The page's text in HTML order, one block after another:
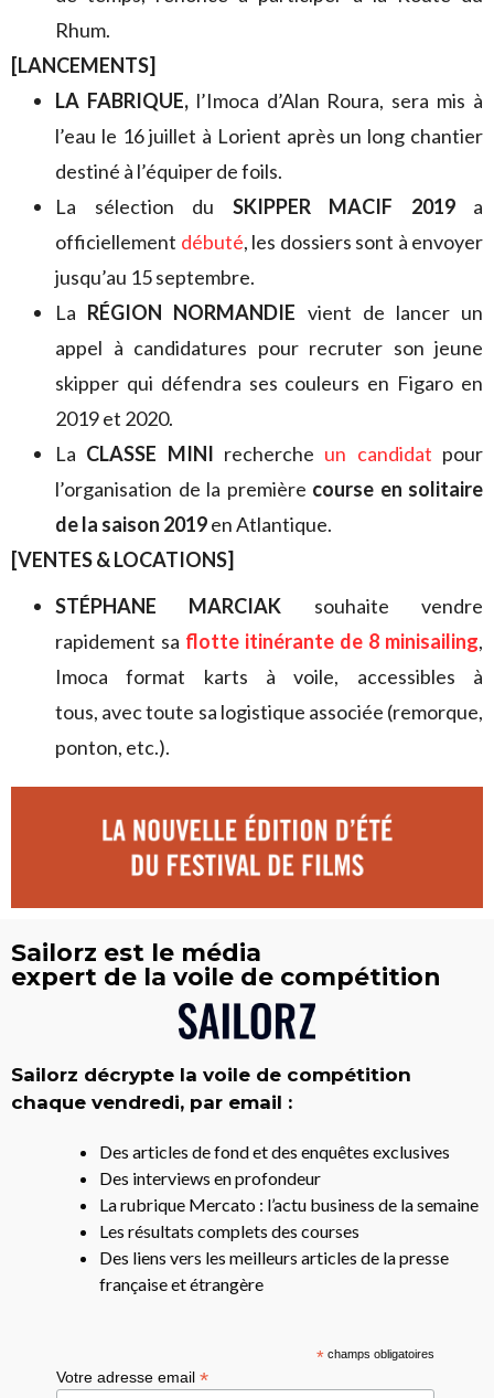
Rhum.
[LANCEMENTS]
LA FABRIQUE,l’Imoca d’Alan Roura, sera mis à
l’eau le 16 juillet à Lorient après un long chantier
destiné à l’équiper de foils.
La sélection du SKIPPER MACIF 2019a
officiellement débuté, les dossiers sont à envoyer
jusqu’au 15 septembre.
La RÉGION NORMANDIE vient de lancer un
appel à candidatures pour recruter son jeune
skipper qui défendra ses couleurs en Figaro en
2019 et 2020.
La CLASSE MINI recherche un candidat pour
l’organisation de la première course en solitaire
de la saison 2019en Atlantique.
[VENTES & LOCATIONS]
STÉPHANE MARCIAK souhaite
vendre
rapidement sa flotte itinérante de 8 minisailing,
Imoca format karts à voile, accessibles à
tous, avec toute sa logistique associée (remorque,
ponton, etc.).
Sailorz est le média
expert de la voile de compétition
Sailorz décrypte la voile de compétition
chaque vendredi, par email :
Des articles de fond et des enquêtes exclusives
Des interviews en profondeur
La rubrique Mercato : l’actu business de la semaine
Les résultats complets des courses
Des liens vers les meilleurs articles de la presse
française et étrangère
*champs obligatoires
Votre adresse email*